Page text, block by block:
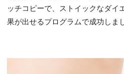
ッチコピーで、ストイックなダイ
果が出せるプログラムで成功しま